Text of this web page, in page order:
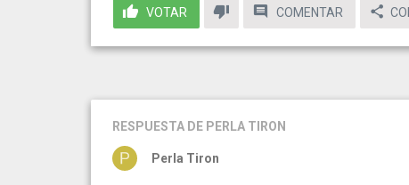
VOTAR COMENTAR
RESPUESTA DE PERLA TIRON
Perla Tiron